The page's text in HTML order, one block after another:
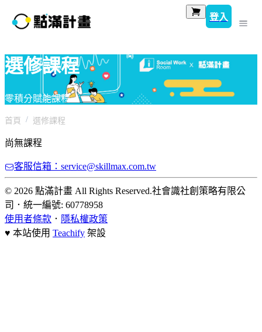
登入
選修課程
零積分賦能課程
首頁 選修課程
尚無課程
客服信箱：service@skillmax.com.tw
© 2026 點滿計畫 All Rights Reserved.社會識社創策略有限公
司 ． 統一編號: 60778958
使用者條款 ． 隱私權政策
♥ 本站使用 Teachify 架設